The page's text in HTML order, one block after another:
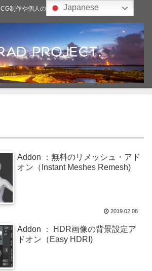
CG制作や個人の雑記ブログ
Addon ：無料のリメッシュ・アド
オン（Instant Meshes Remesh)
2019.02.08
Addon ： HDR画像の背景設定ア
ドオン（Easy HDRI)
Japanese